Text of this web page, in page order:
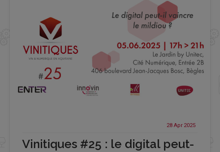
28 Apr 2025
Vinitiques #25 : le digital peut-